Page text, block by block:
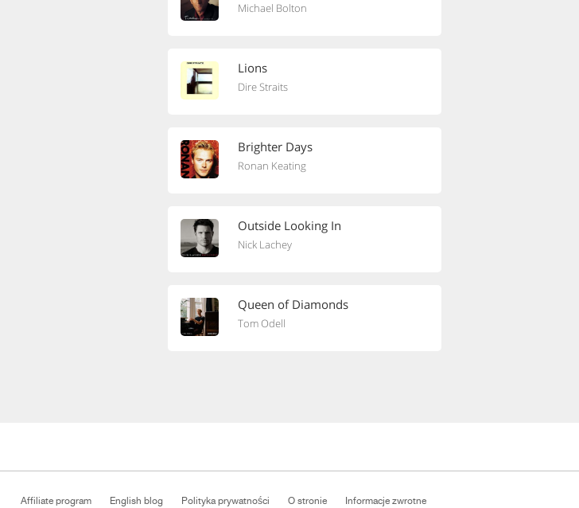
Michael Bolton
Lions
Dire Straits
Brighter Days
Ronan Keating
Outside Looking In
Nick Lachey
Queen of Diamonds
Tom Odell
Affiliate program English blog Polityka prywatności O stronie Informacje zwrotne